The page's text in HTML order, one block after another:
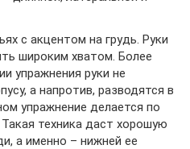
с акцентом на грудь. Руки
широким хватом. Более
упражнения руки не
а напротив, разводятся в
упражнение делается по
техника даст хорошую
а именно – нижней ее